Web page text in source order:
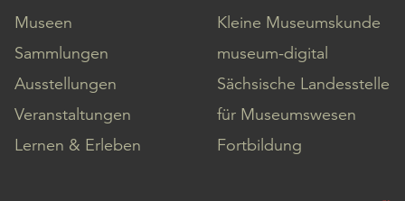
Museen
Sammlungen
Ausstellungen
Veranstaltungen
Lernen & Erleben
Kleine Museumskunde
museum-digital
Sächsische Landesstelle
für Museumswesen
Fortbildung